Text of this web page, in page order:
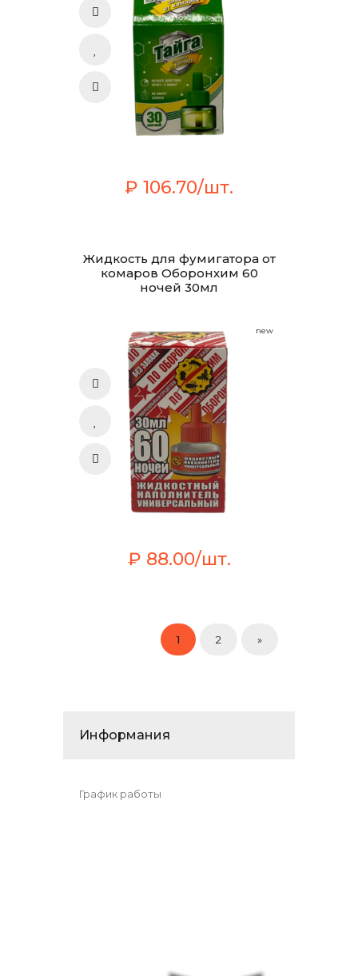
₽ 106.70/шт.
Жидкость для фумигатора от
комаров Оборонхим 60
ночей 30мл
new
₽ 88.00/шт.
1 2 »
Информания
График работы